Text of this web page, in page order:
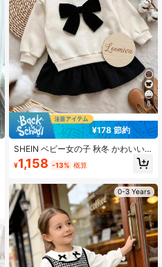
8
¥178 節約
SHEIN ベビー女の子 秋冬 かわいい
カラーブロック 3Dリボン装飾 長袖
ワンピース
¥1,158 -13% 概算
0-3 Years